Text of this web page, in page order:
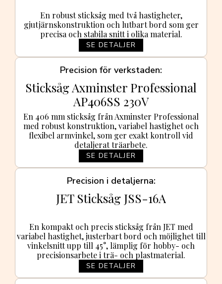
En robust sticksåg med två hastigheter,
gjutjärnskonstruktion och lutbart bord som ger
precisa och stabila snitt i olika material.
SE DETALJER
Precision för verkstaden
Sticksåg Axminster Professional
AP406SS 230V
En 406 mm sticksåg från Axminster Professional
med robust konstruktion, variabel hastighet och
flexibel armvinkel, som ger exakt kontroll vid
detaljerat träarbete.
SE DETALJER
Precision i detaljerna
JET Sticksåg JSS-16A
En kompakt och precis sticksåg från JET med
variabel hastighet, justerbart bord och möjlighet till
vinkelsnitt upp till 45°, lämplig för hobby- och
precisionsarbete i trä- och plastmaterial.
SE DETALJER